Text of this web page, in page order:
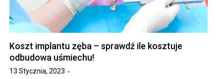
Koszt implantu zęba – sprawdź ile kosztuje
odbudowa uśmiechu!
13 Stycznia, 2023